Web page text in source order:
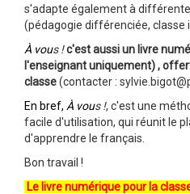
s'adapte également à
(pédagogie différenciée, classe
À vous !c'est aussi un livre
l'enseignant uniquement) ,
classe(contacter :
En bref, À vous !, c'est une
facile d'utilisation, qui réunit le
d'apprendre le français.
Bon travail !
Le livre numérique pour la